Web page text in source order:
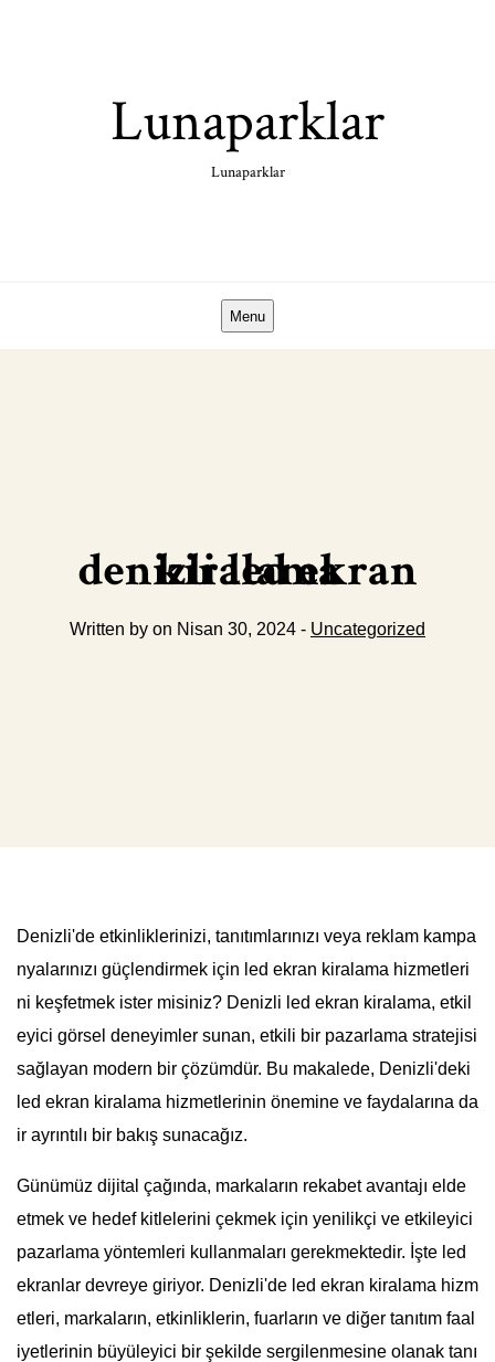
Lunaparklar
Lunaparklar
Menu
denizli led ekran kiralama
Written by on Nisan 30, 2024 - Uncategorized
Denizli'de etkinliklerinizi, tanıtımlarınızı veya reklam kampa
nyalarınızı güçlendirmek için led ekran kiralama hizmetleri
ni keşfetmek ister misiniz? Denizli led ekran kiralama, etkil
eyici görsel deneyimler sunan, etkili bir pazarlama stratejisi
sağlayan modern bir çözümdür. Bu makalede, Denizli'deki
led ekran kiralama hizmetlerinin önemine ve faydalarına da
ir ayrıntılı bir bakış sunacağız.
Günümüz dijital çağında, markaların rekabet avantajı elde
etmek ve hedef kitlelerini çekmek için yenilikçi ve etkileyici
pazarlama yöntemleri kullanmaları gerekmektedir. İşte led
ekranlar devreye giriyor. Denizli'de led ekran kiralama hizm
etleri, markaların, etkinliklerin, fuarların ve diğer tanıtım faal
iyetlerinin büyüleyici bir şekilde sergilenmesine olanak tanı